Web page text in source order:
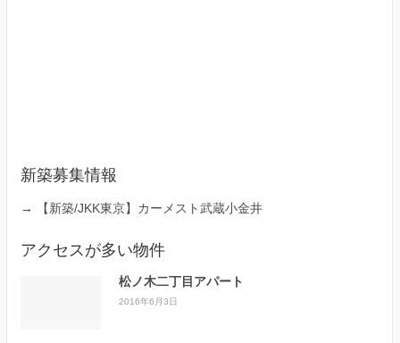
新築募集情報
→ 【新築/JKK東京】カーメスト武蔵小金井
アクセスが多い物件
松ノ木二丁目アパート
2016年6月3日